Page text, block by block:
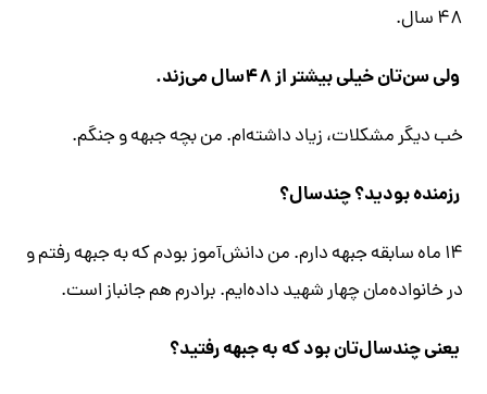
۴۸ سال.
ولی سن‌تان خیلی بیشتر از ۴۸‌سال می‌زند.
خب دیگر مشکلات، زیاد داشته‌ام. من بچه جبهه و جنگم.
رزمنده بودید؟ چندسال؟
۱۴ ماه سابقه جبهه دارم. من دانش‌آموز بودم که به جبهه رفتم و
در خانواده‌مان چهار شهید داده‌ایم. برادرم هم جانباز است.
یعنی چندسال‌تان بود که به جبهه رفتید؟